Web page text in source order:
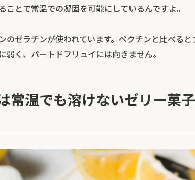
とで常温での凝固を可能にしているんですよ。
のゼラチンが使われています。ペクチンと比べる
く、パートドフリュイには向きません。
常温でも溶けないゼリー菓